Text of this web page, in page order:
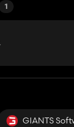
1
GIANTS